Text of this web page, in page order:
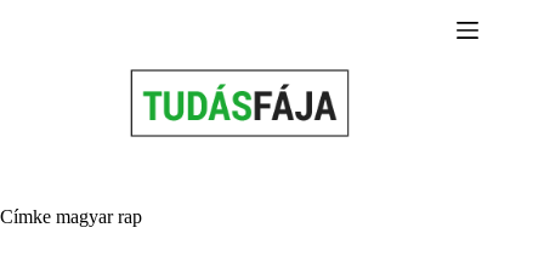
Címke magyar rap